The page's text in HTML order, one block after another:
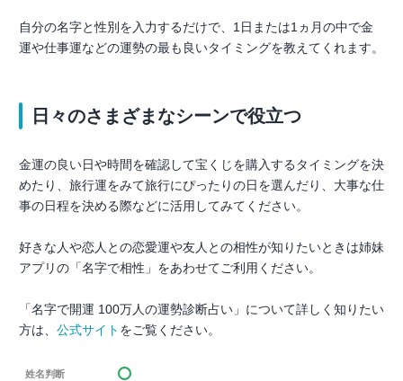
自分の名字と性別を入力するだけで、1日または1ヵ月の中で金
運や仕事運などの運勢の最も良いタイミングを教えてくれます。
日々のさまざまなシーンで役立つ
金運の良い日や時間を確認して宝くじを購入するタイミングを決
めたり、旅行運をみて旅行にぴったりの日を選んだり、大事な仕
事の日程を決める際などに活用してみてください。
好きな人や恋人との恋愛運や友人との相性が知りたいときは姉妹
アプリの「名字で相性」をあわせてご利用ください。
「名字で開運 100万人の運勢診断占い」について詳しく知りたい
方は、 公式サイト をご覧ください。
姓名判断